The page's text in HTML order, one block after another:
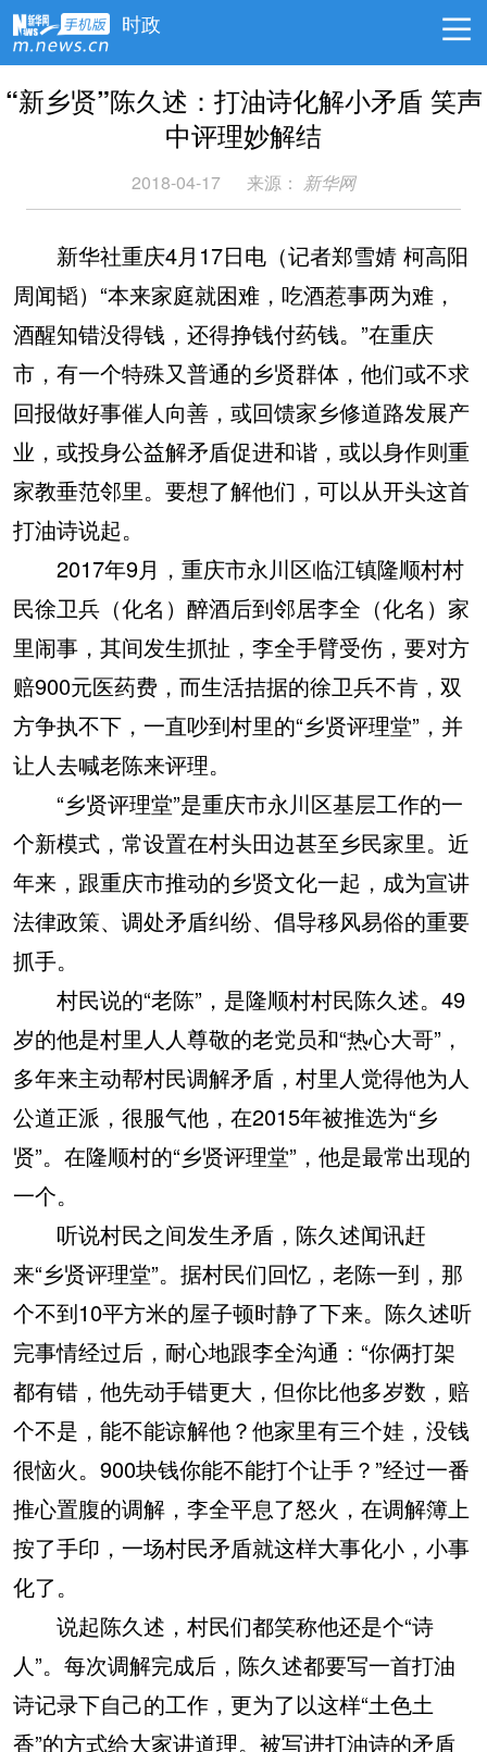
时政
“新乡贤”陈久述：打油诗化解小矛盾 笑声
中评理妙解结
2018-04-17 来源： 新华网
新华社重庆4月17日电（记者郑雪婧 柯高阳
周闻韬）“本来家庭就困难，吃酒惹事两为难，
酒醒知错没得钱，还得挣钱付药钱。”在重庆
市，有一个特殊又普通的乡贤群体，他们或不求
回报做好事催人向善，或回馈家乡修道路发展产
业，或投身公益解矛盾促进和谐，或以身作则重
家教垂范邻里。要想了解他们，可以从开头这首
打油诗说起。
2017年9月，重庆市永川区临江镇隆顺村村
民徐卫兵（化名）醉酒后到邻居李全（化名）家
里闹事，其间发生抓扯，李全手臂受伤，要对方
赔900元医药费，而生活拮据的徐卫兵不肯，双
方争执不下，一直吵到村里的“乡贤评理堂”，并
让人去喊老陈来评理。
“乡贤评理堂”是重庆市永川区基层工作的一
个新模式，常设置在村头田边甚至乡民家里。近
年来，跟重庆市推动的乡贤文化一起，成为宣讲
法律政策、调处矛盾纠纷、倡导移风易俗的重要
抓手。
村民说的“老陈”，是隆顺村村民陈久述。49
岁的他是村里人人尊敬的老党员和“热心大哥”，
多年来主动帮村民调解矛盾，村里人觉得他为人
公道正派，很服气他，在2015年被推选为“乡
贤”。在隆顺村的“乡贤评理堂”，他是最常出现的
一个。
听说村民之间发生矛盾，陈久述闻讯赶
来“乡贤评理堂”。据村民们回忆，老陈一到，那
个不到10平方米的屋子顿时静了下来。陈久述听
完事情经过后，耐心地跟李全沟通：“你俩打架
都有错，他先动手错更大，但你比他多岁数，赔
个不是，能不能谅解他？他家里有三个娃，没钱
很恼火。900块钱你能不能打个让手？”经过一番
推心置腹的调解，李全平息了怒火，在调解簿上
按了手印，一场村民矛盾就这样大事化小，小事
化了。
说起陈久述，村民们都笑称他还是个“诗
人”。每次调解完成后，陈久述都要写一首打油
诗记录下自己的工作，更为了以这样“土色土
香”的方式给大家讲道理。被写进打油诗的矛盾